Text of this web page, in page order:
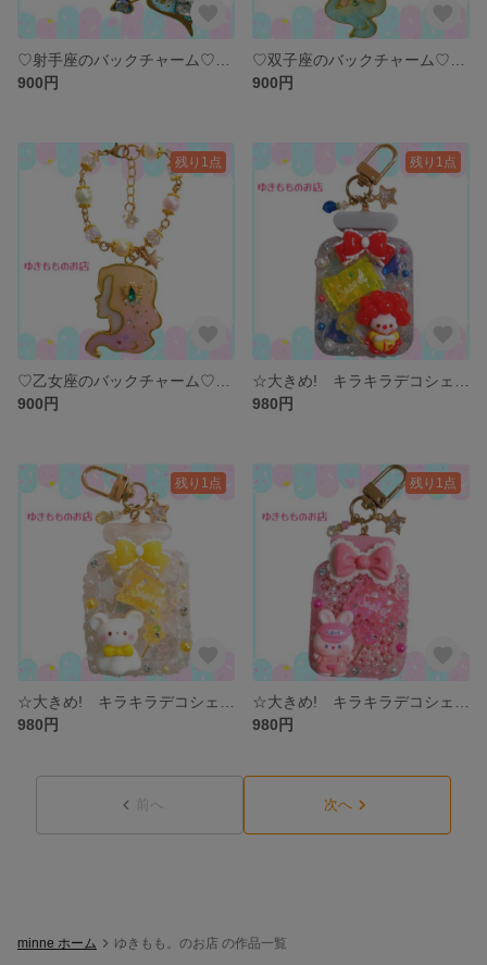
900円
900円
残り1点
900円
残り1点
980円
残り1点
980円
残り1点
980円
前へ 次へ
minne ホーム ゆきもも。のお店 の作品一覧